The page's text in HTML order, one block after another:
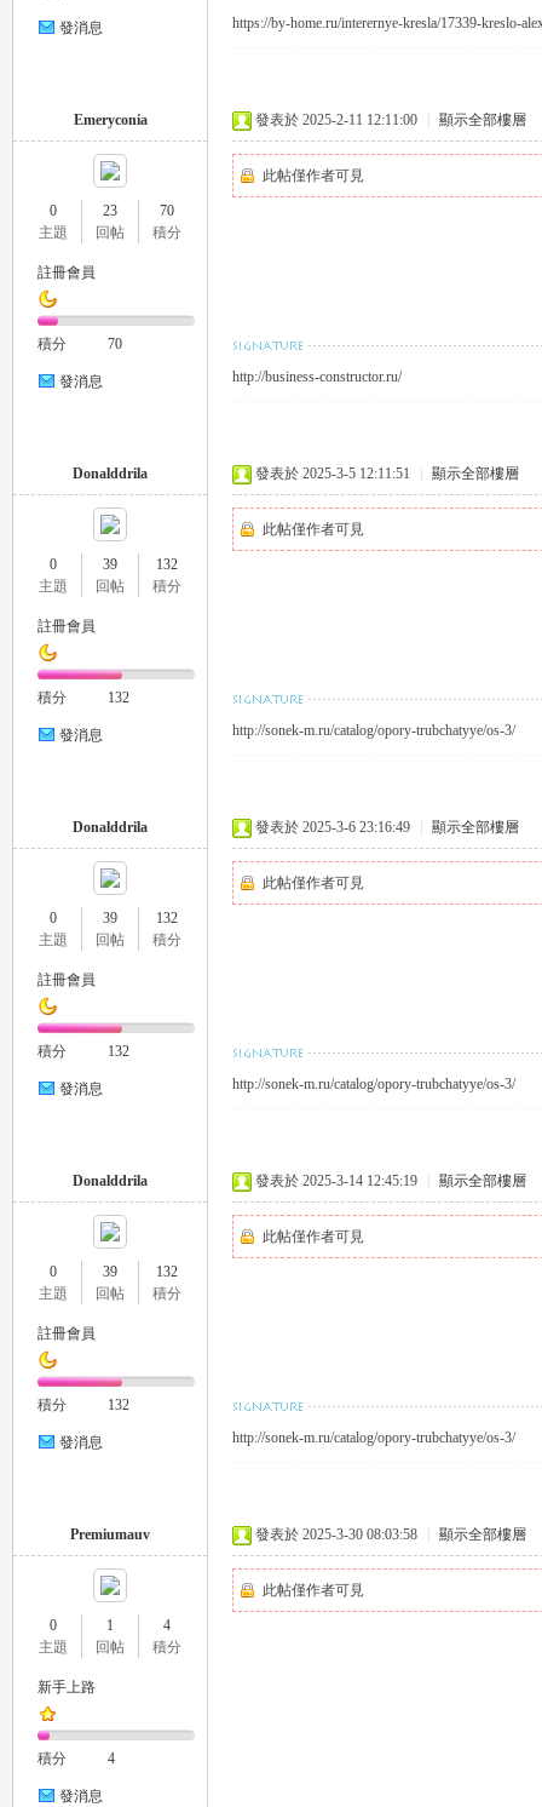
發消息 https://by-home.ru/interernye-kresla/17339-kreslo-
Emeryconia
0
主題
23
回帖
70
積分
註冊會員
積分 70
發消息
發表於 2025-2-11 12:11:00 顯示全部樓層
此帖僅作者可見
http://business-constructor.ru/
Donalddrila
0
主題
39
回帖
132
積分
註冊會員
積分 132
發消息
發表於 2025-3-5 12:11:51 顯示全部樓層
此帖僅作者可見
http://sonek-m.ru/catalog/opory-trubchatyye/os-3/
Donalddrila
0
主題
39
回帖
132
積分
註冊會員
積分 132
發消息
發表於 2025-3-6 23:16:49 顯示全部樓層
此帖僅作者可見
http://sonek-m.ru/catalog/opory-trubchatyye/os-3/
Donalddrila
0
主題
39
回帖
132
積分
註冊會員
積分 132
發消息
發表於 2025-3-14 12:45:19 顯示全部樓層
此帖僅作者可見
http://sonek-m.ru/catalog/opory-trubchatyye/os-3/
Premiumauv
0
主題
1
回帖
4
積分
新手上路
積分 4
發消息
發表於 2025-3-30 08:03:58 顯示全部樓層
此帖僅作者可見